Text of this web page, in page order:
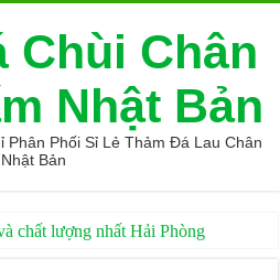
Chùi Chân
Nhật Bản
Phân Phối Sỉ Lẻ Thảm Đá Lau Chân
Nhật Bản
chất lượng nhất Hải Phòng
sỉ